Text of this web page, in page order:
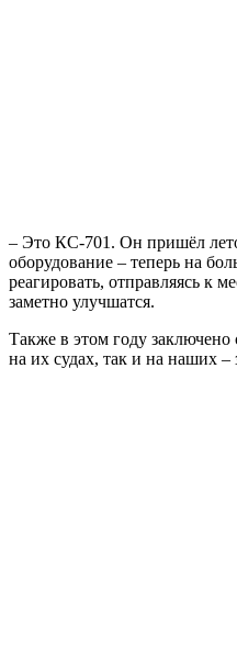
– Это КС-701. Он пришёл
оборудование – теперь на
реагировать, отправляясь к
заметно улучшатся.
Также в этом году
на их судах, так и на наших –